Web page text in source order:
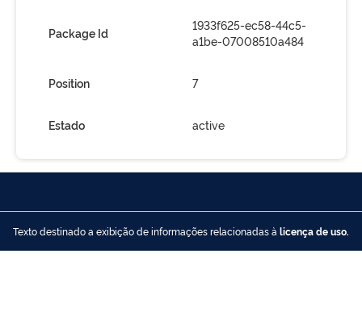
Package Id
1933f625-ec58-44c5-
a1be-07008510a484
Position 7
Estado active
Texto destinado a exibição de informações relacionadas à licença de uso.